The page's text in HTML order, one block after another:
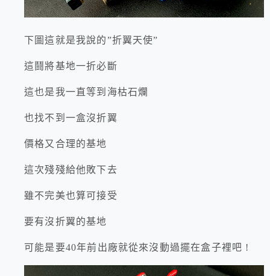
下圖這就是我說的”折翼天使”
這鬪將基地一折必斷
這也是我一直等到海枯石爛
也找不到一盒沒折翼
價格又合理的基地
這次殘殘給他敗下去
雖不完美也算可接受
要有沒折翼的基地
可能是要40年前出廠就從來沒動過擺在盒子裡吧 !